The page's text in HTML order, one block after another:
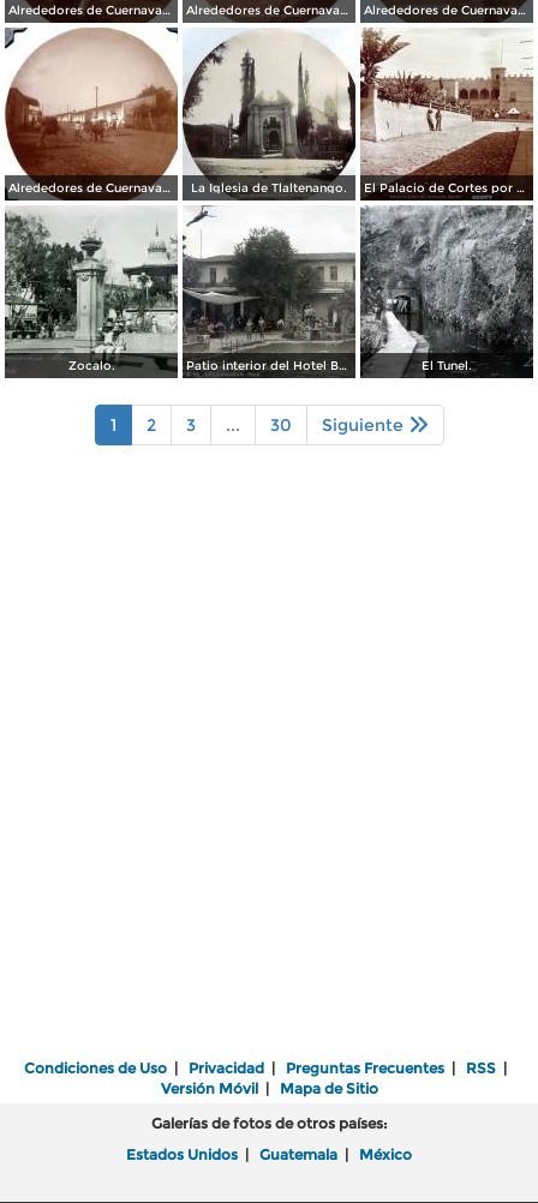
Alrededores de Cuernavaca Morelos. Alrededores de Cuernavaca Morelos. Alrededores de Cuernavaca Morelos.
Alrededores de Cuernavaca Morelos. La Iglesia de Tlaltenango. El Palacio de Cortes por el Fotógrafo Windfield Scott.
Zocalo. Patio interior del Hotel Banos y Lido, El Tunel.
1 2 3 ... 30 Siguiente
Condiciones de Uso | Privacidad | Preguntas Frecuentes | RSS |
Versión Móvil| Mapa de Sitio
Galerías de fotos de otros países:
Estados Unidos | Guatemala | México